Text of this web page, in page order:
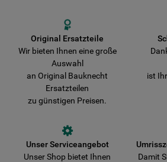
und verkürzen damit die Wartezeit bis zur
Wiederherstellung der Funktionsfähigkeit
Original Ersatzteile
Wir bieten Ihnen eine große
Auswahl
an Original Bauknecht
Ersatzteilen
zu günstigen Preisen.
ist
Unser Serviceangebot
Unser Shop bietet Ihnen
Damit